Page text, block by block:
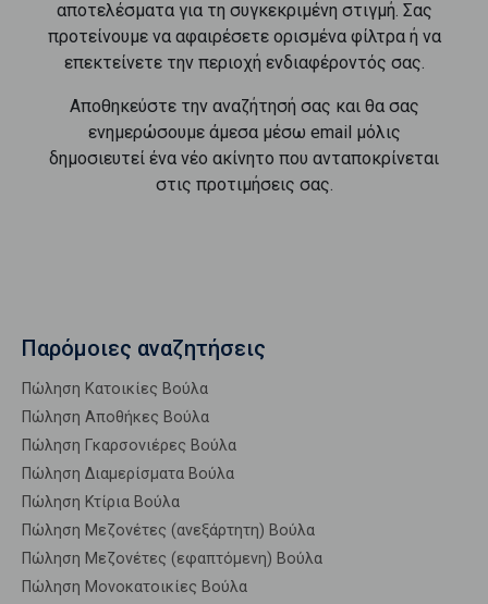
αποτελέσματα για τη συγκεκριμένη στιγμή. Σας
προτείνουμε να αφαιρέσετε ορισμένα φίλτρα ή να
επεκτείνετε την περιοχή ενδιαφέροντός σας.
Αποθηκεύστε την αναζήτησή σας και θα σας
ενημερώσουμε άμεσα μέσω email μόλις
δημοσιευτεί ένα νέο ακίνητο που ανταποκρίνεται
στις προτιμήσεις σας.
Παρόμοιες αναζητήσεις
Πώληση Κατοικίες Βούλα
Πώληση Αποθήκες Βούλα
Πώληση Γκαρσονιέρες Βούλα
Πώληση Διαμερίσματα Βούλα
Πώληση Κτίρια Βούλα
Πώληση Μεζονέτες (ανεξάρτητη) Βούλα
Πώληση Μεζονέτες (εφαπτόμενη) Βούλα
Πώληση Μονοκατοικίες Βούλα